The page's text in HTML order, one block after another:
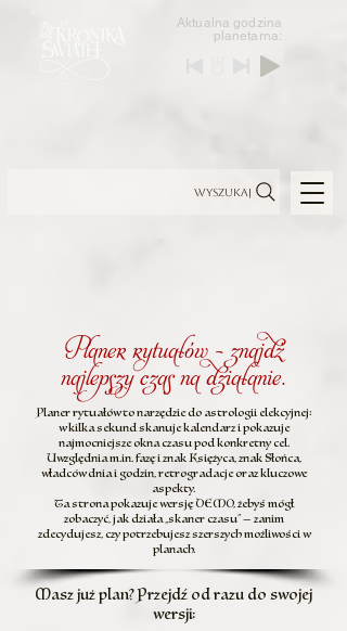
Aktualna godzina
planetarna:
Wyszukaj
Planer rytuałów — znajdź
najlepszy czas na działanie.
​Planer rytuałów to narzędzie do astrologii elekcyjnej:
w kilka sekund skanuje kalendarz i pokazuje
najmocniejsze okna czasu pod konkretny cel.
Uwzględnia m.in. fazę i znak Księżyca, znak Słońca,
władców dnia i godzin, retrogradacje oraz kluczowe
aspekty.
Ta strona pokazuje wersję DEMO, żebyś mógł
zobaczyć, jak działa „skaner czasu” — zanim
zdecydujesz, czy potrzebujesz szerszych możliwości w
planach.
Masz już plan? Przejdź od razu do swojej
wersji: